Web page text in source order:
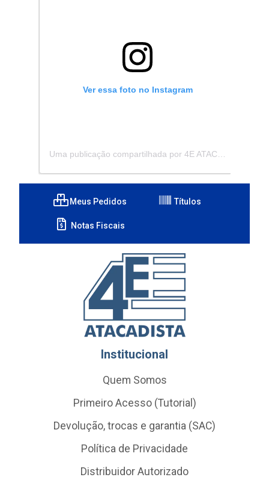
Ver essa foto no Instagram
Meus Pedidos Títulos
Notas Fiscais
Institucional
Quem Somos
Primeiro Acesso (Tutorial)
Devolução, trocas e garantia (SAC)
Política de Privacidade
Distribuidor Autorizado